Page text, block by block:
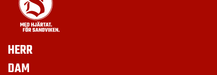
HERR
DAM